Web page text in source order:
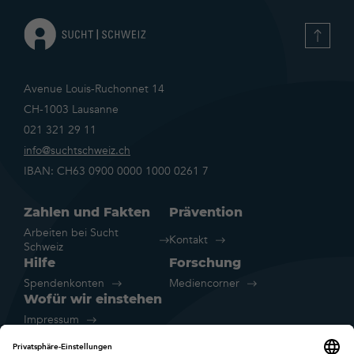
Avenue Louis-Ruchonnet 14
CH-1003 Lausanne
021 321 29 11
info@suchtschweiz.ch
IBAN: CH63 0900 0000 1000 0261 7
Zahlen und Fakten
Arbeiten bei Sucht
Schweiz
Prävention
Kontakt
Hilfe
Spendenkonten
Forschung
Mediencorner
Wofür wir einstehen
Impressum